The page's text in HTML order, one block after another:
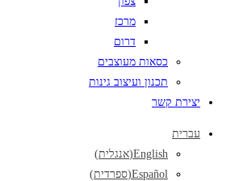
מרכז
דרום
כסאות מעוצבים
תכנון ועיצוב גינות
יצירת קשר
עברית
English
(אנגלית)
Español
(ספרדית)